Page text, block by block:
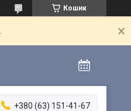
Кошик
+380 (63) 151-41-67